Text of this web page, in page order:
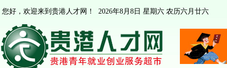
您好，欢迎来到贵港人才网！ 2026年8月8日 星期六 农历六月廿六